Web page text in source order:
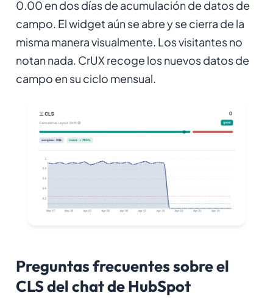
0.00 en dos días de acumulación de datos de
campo. El widget aún se abre y se cierra de la
misma manera visualmente. Los visitantes no
notan nada. CrUX recoge los nuevos datos de
campo en su ciclo mensual.
Preguntas frecuentes sobre el
CLS del chat de HubSpot